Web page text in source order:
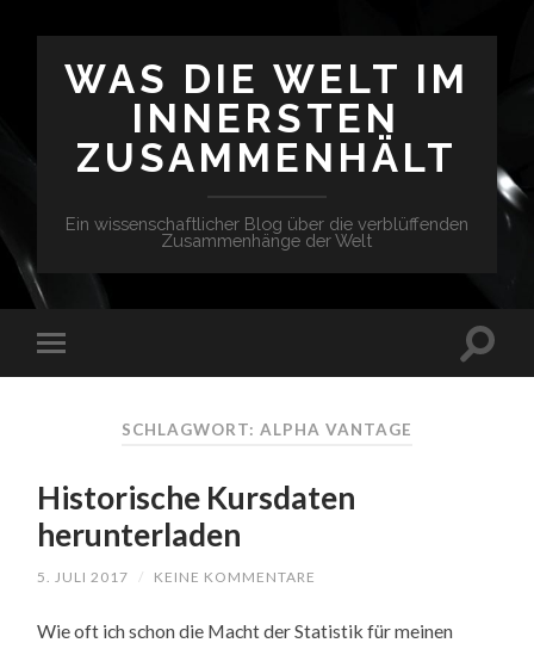
WAS DIE WELT IM
INNERSTEN
ZUSAMMENHÄLT
Ein wissenschaftlicher Blog über die verblüffenden
Zusammenhänge der Welt
SCHLAGWORT: ALPHA VANTAGE
Historische Kursdaten
herunterladen
5. JULI 2017 / KEINE KOMMENTARE
Wie oft ich schon die Macht der Statistik für meinen